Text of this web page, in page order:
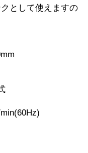
として使えますの